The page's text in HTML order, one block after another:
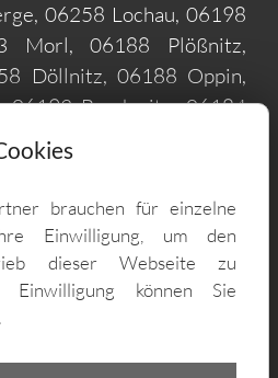
06258 Lochau, 06198
Morl, 06188 Plößnitz,
Döllnitz, 06188 Oppin,
06193 Brachwitz, 06184
06184 Benndorf,
Schkopau, 06198
brauchen für einzelne
Einwilligung, um den
dieser Webseite zu
Einwilligung können Sie
.